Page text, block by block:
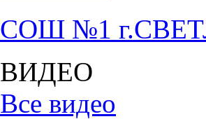
СОШ №1
ВИДЕО
Все видео